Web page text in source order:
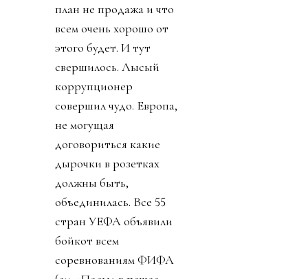
план не продажа и что
всем очень хорошо от
этого будет. И тут
свершилось. Лысый
коррупционер
совершил чудо. Европа,
не могущая
договориться какие
дырочки в розетках
должны быть,
объединилась. Все 55
стран УЕФА объявили
бойкот всем
соревнованиям ФИФА